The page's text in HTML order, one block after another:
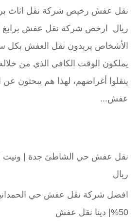
ريال ارخص شركة نقل عفش برابغ
الأشخاص يريدون نقل العفش بكل
يملكون الوقت الكافي الذي من
ينقلوا أغراضهم، لهذا هم يبحثون
عفش...
ريال
افضل شركة نقل عفش حي
50%| دينا نقل عفش